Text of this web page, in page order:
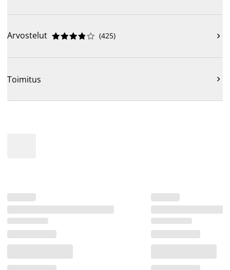
Arvostelut 




 (425) 
Toimitus 